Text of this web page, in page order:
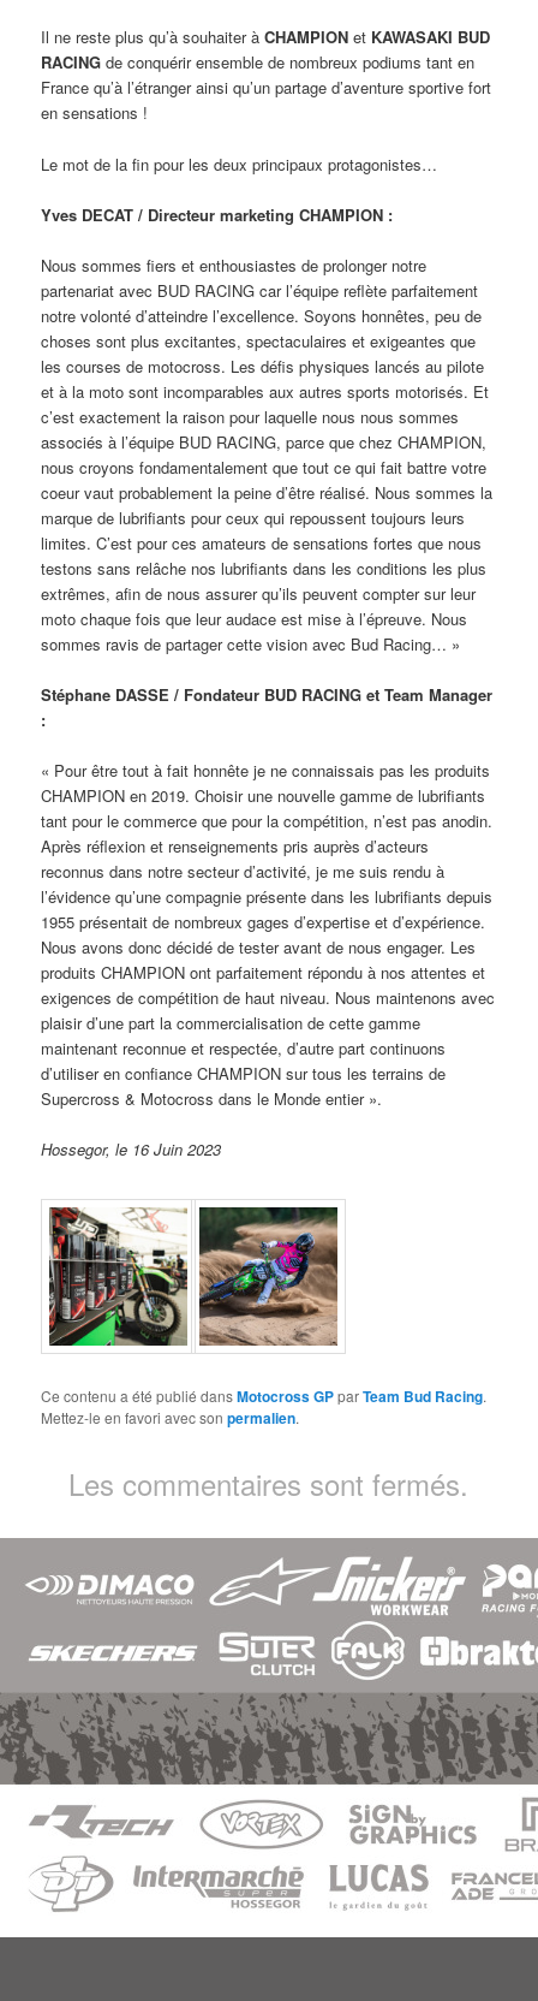
Il ne reste plus qu’à souhaiter àCHAMPIONet KAWASAKI BUD
RACING de conquérir ensemble de nombreux podiums tant en
France qu’à l’étranger ainsi qu’un partage d’aventure sportive fort
en sensations !
Le mot de la fin pour les deux principaux protagonistes…
Yves DECAT / Directeur marketing CHAMPION :
Nous sommes fiers et enthousiastes de prolonger notre
partenariat avec BUD RACING car l’équipe reflète parfaitement
notre volonté d’atteindre l’excellence. Soyons honnêtes, peu de
choses sont plus excitantes, spectaculaires et exigeantes que
les courses de motocross. Les défis physiques lancés au pilote
et à la moto sont incomparables aux autres sports motorisés. Et
c’est exactement la raison pour laquelle nous nous sommes
associés à l’équipe BUD RACING, parce que chez CHAMPION,
nous croyons fondamentalement que tout ce qui fait battre votre
coeur vaut probablement la peine d’être réalisé. Nous sommes la
marque de lubrifiants pour ceux qui repoussent toujours leurs
limites. C’est pour ces amateurs de sensations fortes que nous
testons sans relâche nos lubrifiants dans les conditions les plus
extrêmes, afin de nous assurer qu’ils peuvent compter sur leur
moto chaque fois que leur audace est mise à l’épreuve. Nous
sommes ravis de partager cette vision avec Bud Racing… »
Stéphane DASSE / Fondateur BUD RACING et Team Manager
:
« Pour être tout à fait honnête je ne connaissais pas les produits
CHAMPION en 2019. Choisir une nouvelle gamme de lubrifiants
tant pour le commerce que pour la compétition, n’est pas anodin.
Après réflexion et renseignements pris auprès d’acteurs
reconnus dans notre secteur d’activité, je me suis rendu à
l’évidence qu’une compagnie présente dans les lubrifiants depuis
1955 présentait de nombreux gages d’expertise et d’expérience.
Nous avons donc décidé de tester avant de nous engager. Les
produits CHAMPION ont parfaitement répondu à nos attentes et
exigences de compétition de haut niveau. Nous maintenons avec
plaisir d’une part la commercialisation de cette gamme
maintenant reconnue et respectée, d’autre part continuons
d’utiliser en confiance CHAMPION sur tous les terrains de
Supercross & Motocross dans le Monde entier ».
Hossegor, le 16 Juin 2023
Ce contenu a été publié dansMotocross GPparTeam Bud Racing.
Mettez-le en favori avec sonpermalien.
Les commentaires sont fermés.